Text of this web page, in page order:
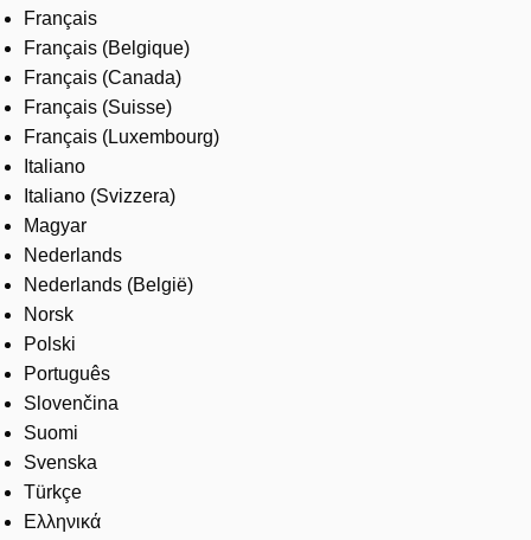
Français
Français (Belgique)
Français (Canada)
Français (Suisse)
Français (Luxembourg)
Italiano
Italiano (Svizzera)
Magyar
Nederlands
Nederlands (België)
Norsk
Polski
Português
Slovenčina
Suomi
Svenska
Türkçe
Ελληνικά